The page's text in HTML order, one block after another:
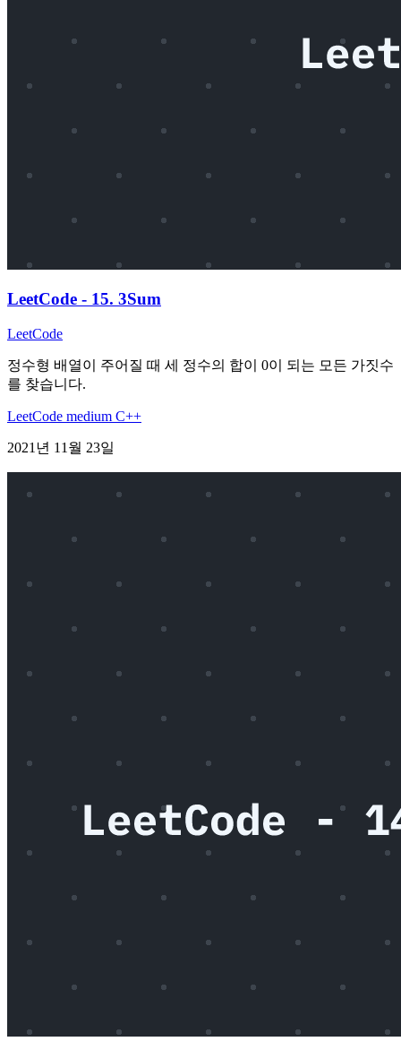
LeetCode - 15. 3Sum
LeetCode
정수형 배열이 주어질 때 세 정수의 합이 0이 되는 모든 가짓수
를 찾습니다.
LeetCode medium C++
2021년 11월 23일